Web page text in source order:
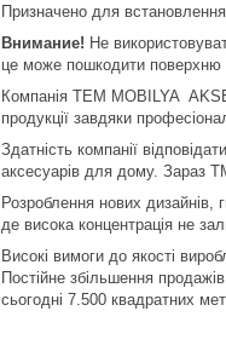
Призначено для встановлення
Внимание! Не
це може пошкодити поверхню
Компанія TEM MOBILYA
продукції завдяки
Здатність компанії
аксесуарів для дому. Зараз
Розроблення нових дизайнів,
де висока концентрація не
Високі вимоги до якості
Постійне збільшення
сьогодні 7.500 квадратних